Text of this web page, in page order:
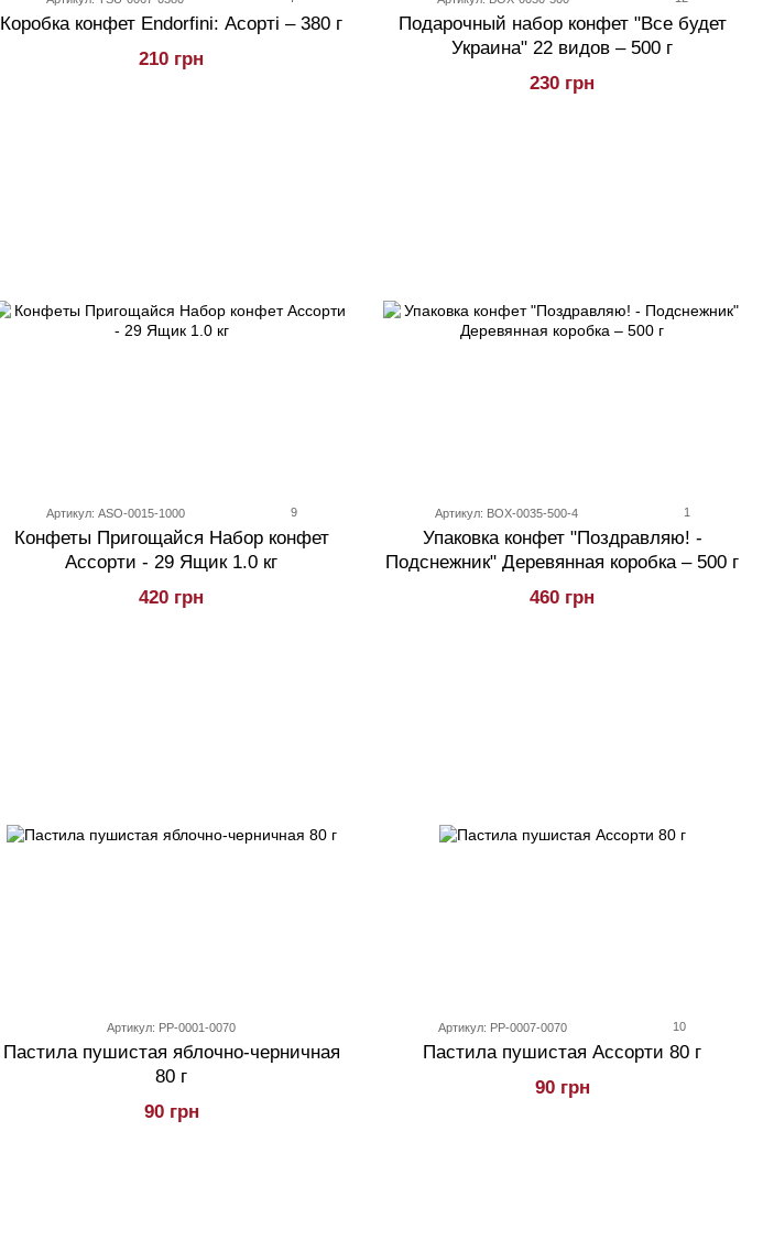
Коробка конфет Endorfini: Асорті – 380 г
210 грн
Подарочный набор конфет "Все будет
Украина" 22 видов – 500 г
230 грн
Артикул: ASO-0015-1000 9
Конфеты Пригощайся Набор конфет
Ассорти - 29 Ящик 1.0 кг
420 грн
Артикул: BOX-0035-500-4 1
Упаковка конфет "Поздравляю! -
Подснежник" Деревянная коробка – 500 г
460 грн
Артикул: PP-0001-0070
Пастила пушистая яблочно-черничная
80 г
90 грн
Артикул: PP-0007-0070 10
Пастила пушистая Ассорти 80 г
90 грн